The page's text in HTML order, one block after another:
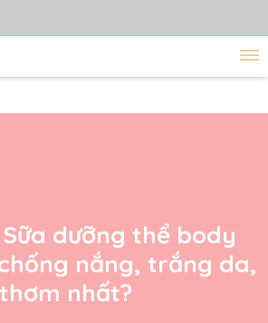
dưỡng thể body
nắng, trắng da,
thơm nhất?